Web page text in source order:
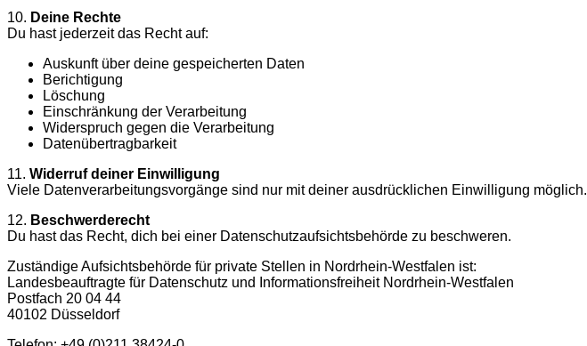
10. Deine Rechte
Du hast jederzeit das Recht auf:
Auskunft über deine gespeicherten Daten
Berichtigung
Löschung
Einschränkung der Verarbeitung
Widerspruch gegen die Verarbeitung
Datenübertragbarkeit
11. Widerruf deiner Einwilligung
Viele Datenverarbeitungsvorgänge sind nur mit deiner ausdrücklichen Einwilligung
12. Beschwerderecht
Du hast das Recht, dich bei einer Datenschutzaufsichtsbehörde zu beschweren.
Zuständige Aufsichtsbehörde für private Stellen in Nordrhein-Westfalen ist:
Landesbeauftragte für Datenschutz und Informationsfreiheit Nordrhein-Westfalen
Postfach 20 04 44
40102 Düsseldorf